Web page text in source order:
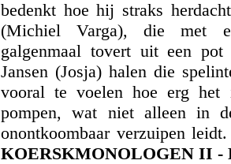
bedenkt hoe hij straks
(Michiel Varga), die met
galgenmaal tovert uit een
Jansen (Josja) halen die
vooral te voelen hoe erg het
pompen, wat niet alleen in
onontkoombaar verzuipen
KOERSKMONOLOGEN II -